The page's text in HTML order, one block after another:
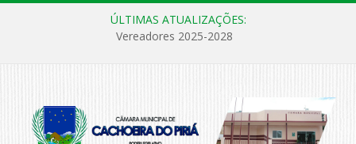
ÚLTIMAS ATUALIZAÇÕES:
Vereadores 2025-2028